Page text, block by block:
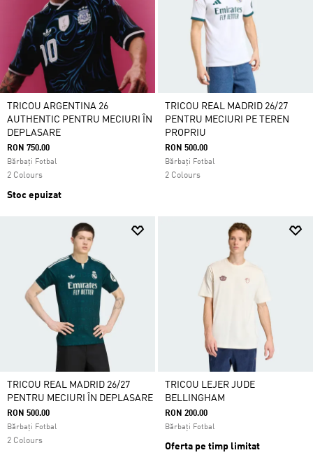
TRICOU ARGENTINA 26
AUTHENTIC PENTRU MECIURI ÎN
DEPLASARE
RON 750.00
Bărbați Fotbal
2 Colours
Stoc epuizat
TRICOU REAL MADRID 26/27
PENTRU MECIURI PE TEREN
PROPRIU
RON 500.00
Bărbați Fotbal
2 Colours
TRICOU REAL MADRID 26/27
PENTRU MECIURI ÎN DEPLASARE
RON 500.00
Bărbați Fotbal
2 Colours
TRICOU LEJER JUDE
BELLINGHAM
RON 200.00
Bărbați Fotbal
Oferta pe timp limitat